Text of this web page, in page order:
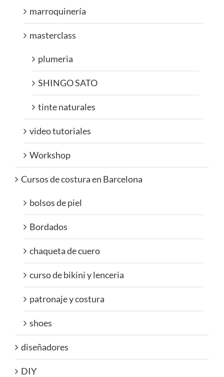
marroquinería
masterclass
plumeria
SHINGO SATO
tinte naturales
video tutoriales
Workshop
Cursos de costura en Barcelona
bolsos de piel
Bordados
chaqueta de cuero
curso de bikini y lenceria
patronaje y costura
shoes
diseñadores
DIY